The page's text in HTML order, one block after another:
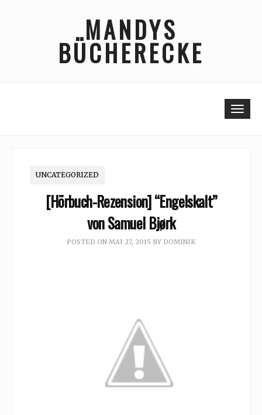
MANDYS
BÜCHERECKE
UNCATEGORIZED
[Hörbuch-Rezension] “Engelskalt”
von Samuel Bjørk
POSTED ON MAI 27, 2015 BY DOMINIK